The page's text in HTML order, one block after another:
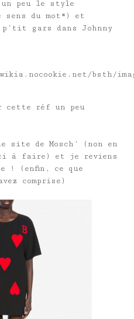
un peu le style
du mot*) et
p’tit gars dans Johnny
cette réf un peu
de Mosch’ (non en
à faire) et je reviens
! (enfin, ce que
comprise)